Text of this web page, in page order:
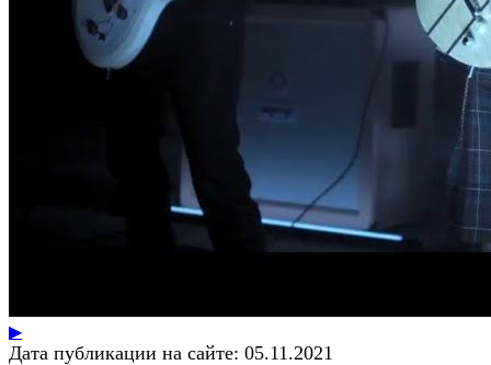
▶
Дата публикации на сайте: 05.11.2021